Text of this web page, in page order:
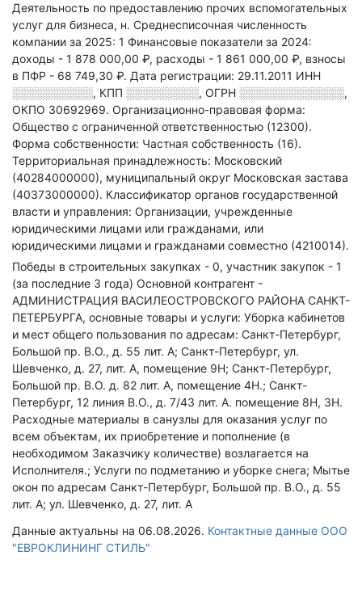
Деятельность по предоставлению прочих вспомогательных
услуг для бизнеса, н. Среднесписочная численность
компании за 2025: 1 Финансовые показатели за 2024:
доходы - 1 878 000,00 ₽, расходы - 1 861 000,00 ₽, взносы
в ПФР - 68 749,30 ₽. Дата регистрации: 29.11.2011 ИНН
░░░░░░░░░░, КПП ░░░░░░░░░, ОГРН ░░░░░░░░░░░░░,
ОКПО 30692969. Организационно-правовая форма:
Общество с ограниченной ответственностью (12300).
Форма собственности: Частная собственность (16).
Территориальная принадлежность: Московский
(40284000000), муниципальный округ Московская застава
(40373000000). Классификатор органов государственной
власти и управления: Организации, учрежденные
юридическими лицами или гражданами, или
юридическими лицами и гражданами совместно (4210014).
Победы в строительных закупках - 0, участник закупок - 1
(за последние 3 года) Основной контрагент -
АДМИНИСТРАЦИЯ ВАСИЛЕОСТРОВСКОГО РАЙОНА САНКТ-
ПЕТЕРБУРГА, основные товары и услуги: Уборка кабинетов
и мест общего пользования по адресам: Санкт-Петербург,
Большой пр. В.О., д. 55 лит. А; Санкт-Петербург, ул.
Шевченко, д. 27, лит. А, помещение 9Н; Санкт-Петербург,
Большой пр. В.О. д. 82 лит. А, помещение 4Н.; Санкт-
Петербург, 12 линия В.О., д. 7/43 лит. А. помещение 8Н, 3Н.
Расходные материалы в санузлы для оказания услуг по
всем объектам, их приобретение и пополнение (в
необходимом Заказчику количестве) возлагается на
Исполнителя.; Услуги по подметанию и уборке снега; Мытье
окон по адресам Санкт-Петербург, Большой пр. В.О., д. 55
лит. А; ул. Шевченко, д. 27, лит. А
Данные актуальны на 06.08.2026. Контактные данные ООО
"ЕВРОКЛИНИНГ СТИЛЬ"